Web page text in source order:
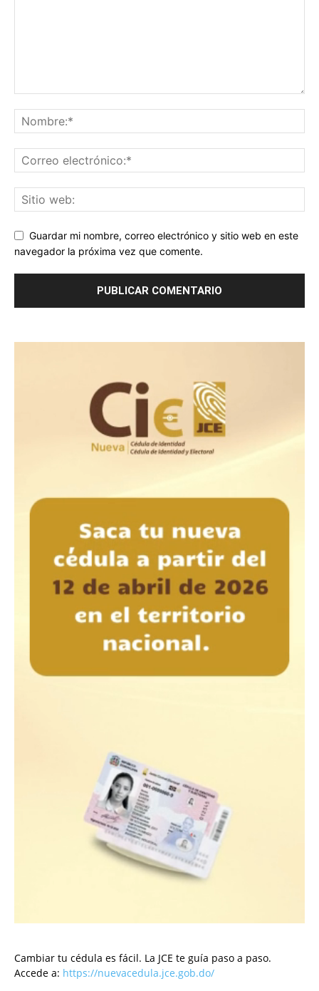
Guardar mi nombre, correo electrónico y sitio web en este
navegador la próxima vez que comente.
Cambiar tu cédula es fácil. La JCE te guía paso a paso.
Accede a: https://nuevacedula.jce.gob.do/